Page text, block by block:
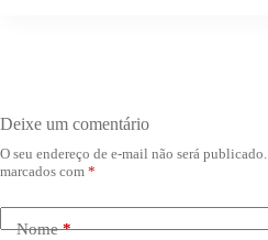
Deixe um comentário
O seu endereço de e-mail não será publicado.
marcados com *
Nome*